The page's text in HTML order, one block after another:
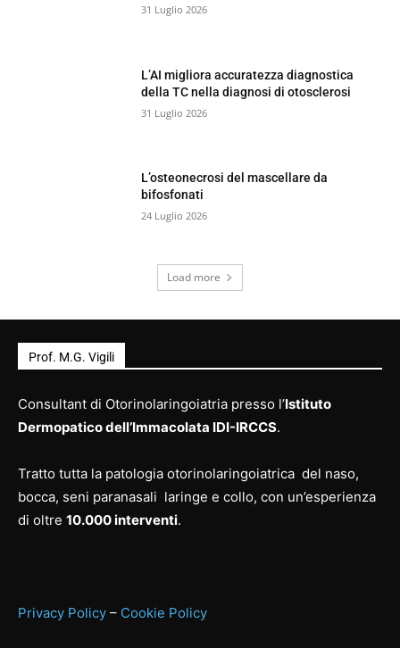
31 Luglio 2026
L’AI migliora accuratezza diagnostica
della TC nella diagnosi di otosclerosi
31 Luglio 2026
L’osteonecrosi del mascellare da
bifosfonati
24 Luglio 2026
Load more
Prof. M.G. Vigili
Consultant di Otorinolaringoiatria presso l’Istituto
Dermopatico dell’Immacolata IDI-IRCCS.
Tratto tutta la patologia otorinolaringoiatrica del naso,
bocca, seni paranasali laringe e collo, con un’esperienza
di oltre 10.000 interventi.
Privacy Policy – Cookie Policy